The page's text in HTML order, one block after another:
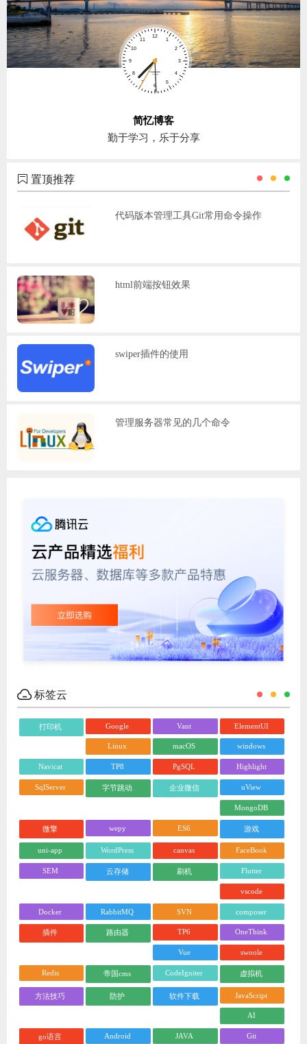
简忆博客
勤于学习，乐于分享
置顶推荐
代码版本管理工具Git常用命令操作
html前端按钮效果
swiper插件的使用
管理服务器常见的几个命令
标签云
打印机 Google Vant ElementUI
Linux macOS windows
Navicat TP8 PgSQL Highlight
SqlServer 字节跳动 企业微信 uView
MongoDB
微擎 wepy ES6 游戏
uni-app WordPress canvas FaceBook
SEM 云存储 刷机 Flutter
vscode
Docker RabbitMQ SVN composer
插件 路由器 TP6 OneThink
Vue swoole
Redis 帝国cms CodeIgniter 虚拟机
方法技巧 防护 软件下载 JavaScript
AI
go语言 Android JAVA Git